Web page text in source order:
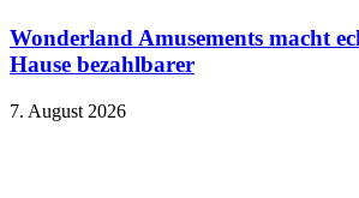
Wonderland Amusements macht
Hause bezahlbarer
7. August 2026